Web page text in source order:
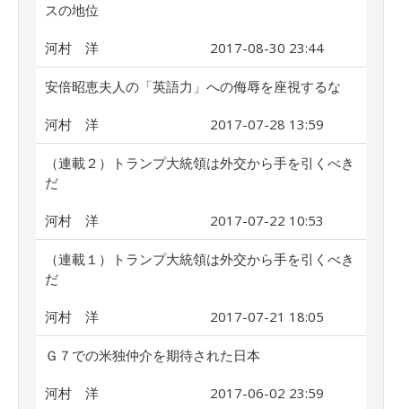
スの地位
河村 洋 2017-08-30 23:44
安倍昭恵夫人の「英語力」への侮辱を座視するな
河村 洋 2017-07-28 13:59
（連載２）トランプ大統領は外交から手を引くべき
だ
河村 洋 2017-07-22 10:53
（連載１）トランプ大統領は外交から手を引くべき
だ
河村 洋 2017-07-21 18:05
Ｇ７での米独仲介を期待された日本
河村 洋 2017-06-02 23:59